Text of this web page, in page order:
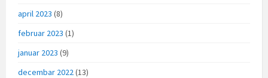
april 2023 (8)
februar 2023 (1)
januar 2023 (9)
decembar 2022(13)